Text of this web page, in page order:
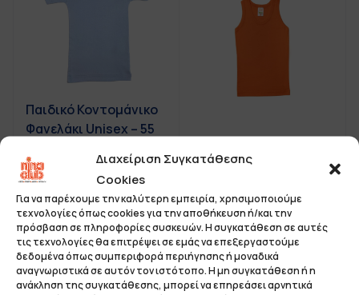
Διαχείριση Συγκατάθεσης
Cookies
Για να παρέχουμε την καλύτερη εμπειρία, χρησιμοποιούμε
τεχνολογίες όπως cookies για την αποθήκευση ή/και την
πρόσβαση σε πληροφορίες συσκευών. Η συγκατάθεση σε αυτές
τις τεχνολογίες θα επιτρέψει σε εμάς να επεξεργαστούμε
δεδομένα όπως συμπεριφορά περιήγησης ή μοναδικά
αναγνωριστικά σε αυτόν τον ιστότοπο. Η μη συγκατάθεση ή η
ανάκληση της συγκατάθεσης, μπορεί να επηρεάσει αρνητικά
Παιδικό Κοντομάνικο
Φανελάκι Unisex – 55
Παιδικά Αμάνικα